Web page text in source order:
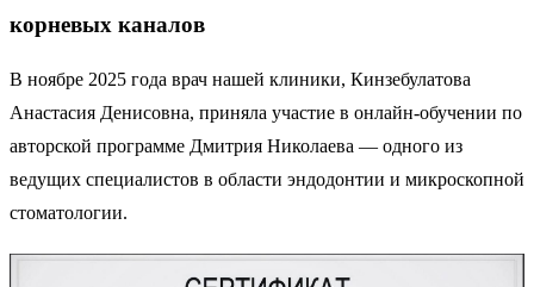
корневых каналов
В ноябре 2025 года врач нашей клиники, Кинзебулатова
Анастасия Денисовна, приняла участие в онлайн-обучении по
авторской программе Дмитрия Николаева — одного из
ведущих специалистов в области эндодонтии и микроскопной
стоматологии.